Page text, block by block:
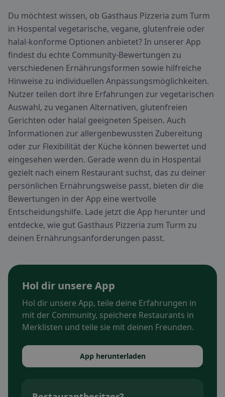
Du möchtest wissen, ob Gasthaus Pizzeria zum Turm
in Hospental vegetarische, vegane, glutenfreie oder
halal-konforme Optionen anbietet? In unserer App
findest du echte Community-Bewertungen zu
verschiedenen Ernährungsformen sowie hilfreiche
Hinweise zu individuellen Anpassungsmöglichkeiten.
Nutzer teilen dort ihre Erfahrungen zur vegetarischen
Auswahl, zu veganen Alternativen, glutenfreien
Gerichten oder halal geeigneten Speisen. Auch
Informationen zur allergenbewussten Zubereitung
oder zur Flexibilität der Küche können bewertet und
eingesehen werden. Gerade wenn du in Hospental
gezielt nach einem Restaurant suchst, das zu deiner
persönlichen Ernährungsweise passt, bieten dir die
Bewertungen in der App eine wertvolle
Entscheidungshilfe. Lade jetzt die App herunter und
entdecke, wie gut Gasthaus Pizzeria zum Turm zu
deinen Ernährungsanforderungen passt.
Hol dir unsere App
Hol dir unsere App, teile deine Erfahrungen in
mit der Community, speichere Restaurants in
Merklisten und teile sie mit deinen Freunden.
App herunterladen